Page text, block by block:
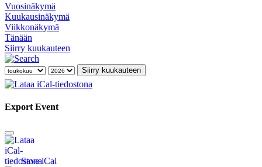
Vuosinäkymä
Kuukausinäkymä
Viikkonäkymä
Tänään
Siirry kuukauteen
Siirry kuukauteen
Export Event
Save iCal